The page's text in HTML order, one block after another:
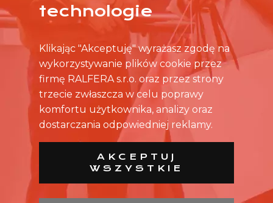
ŻADNA OFERTA CIĘ NIE ZAINTERESOWAŁA?
SKONTAKTUJ SIĘ BEZPOŚREDNIO ZE SKLEPEM.
technologie
Klikając "Akceptuję" wyrażasz zgodę na
wykorzystywanie plików cookie przez
firmę RALFERA s.r.o. oraz przez strony
trzecie zwłaszcza w celu poprawy
komfortu użytkownika, analizy oraz
dostarczania odpowiedniej reklamy.
AKCEPTUJ
WSZYSTKIE